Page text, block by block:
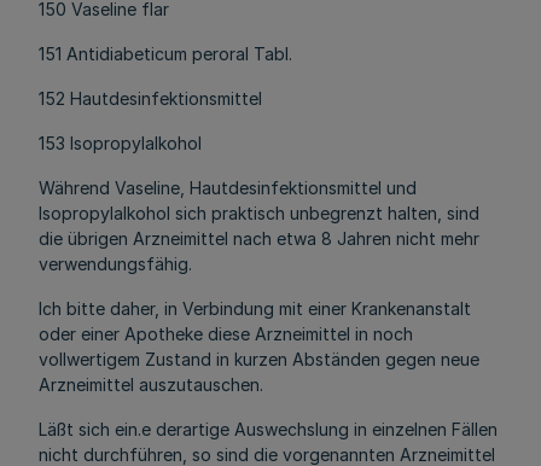
150 Vaseline flar
151 Antidiabeticum peroral Tabl.
152 Hautdesinfektionsmittel
153 Isopropylalkohol
Während Vaseline, Hautdesinfektionsmittel und
Isopropylalkohol sich praktisch unbegrenzt halten, sind
die übrigen Arzneimittel nach etwa 8 Jahren nicht mehr
verwendungsfähig.
Ich bitte daher, in Verbindung mit einer Krankenanstalt
oder einer Apotheke diese Arzneimittel in noch
vollwertigem Zustand in kurzen Abständen gegen neue
Arzneimittel auszutauschen.
Läßt sich ein.e derartige Auswechslung in einzelnen Fällen
nicht durchführen, so sind die vorgenannten Arzneimittel